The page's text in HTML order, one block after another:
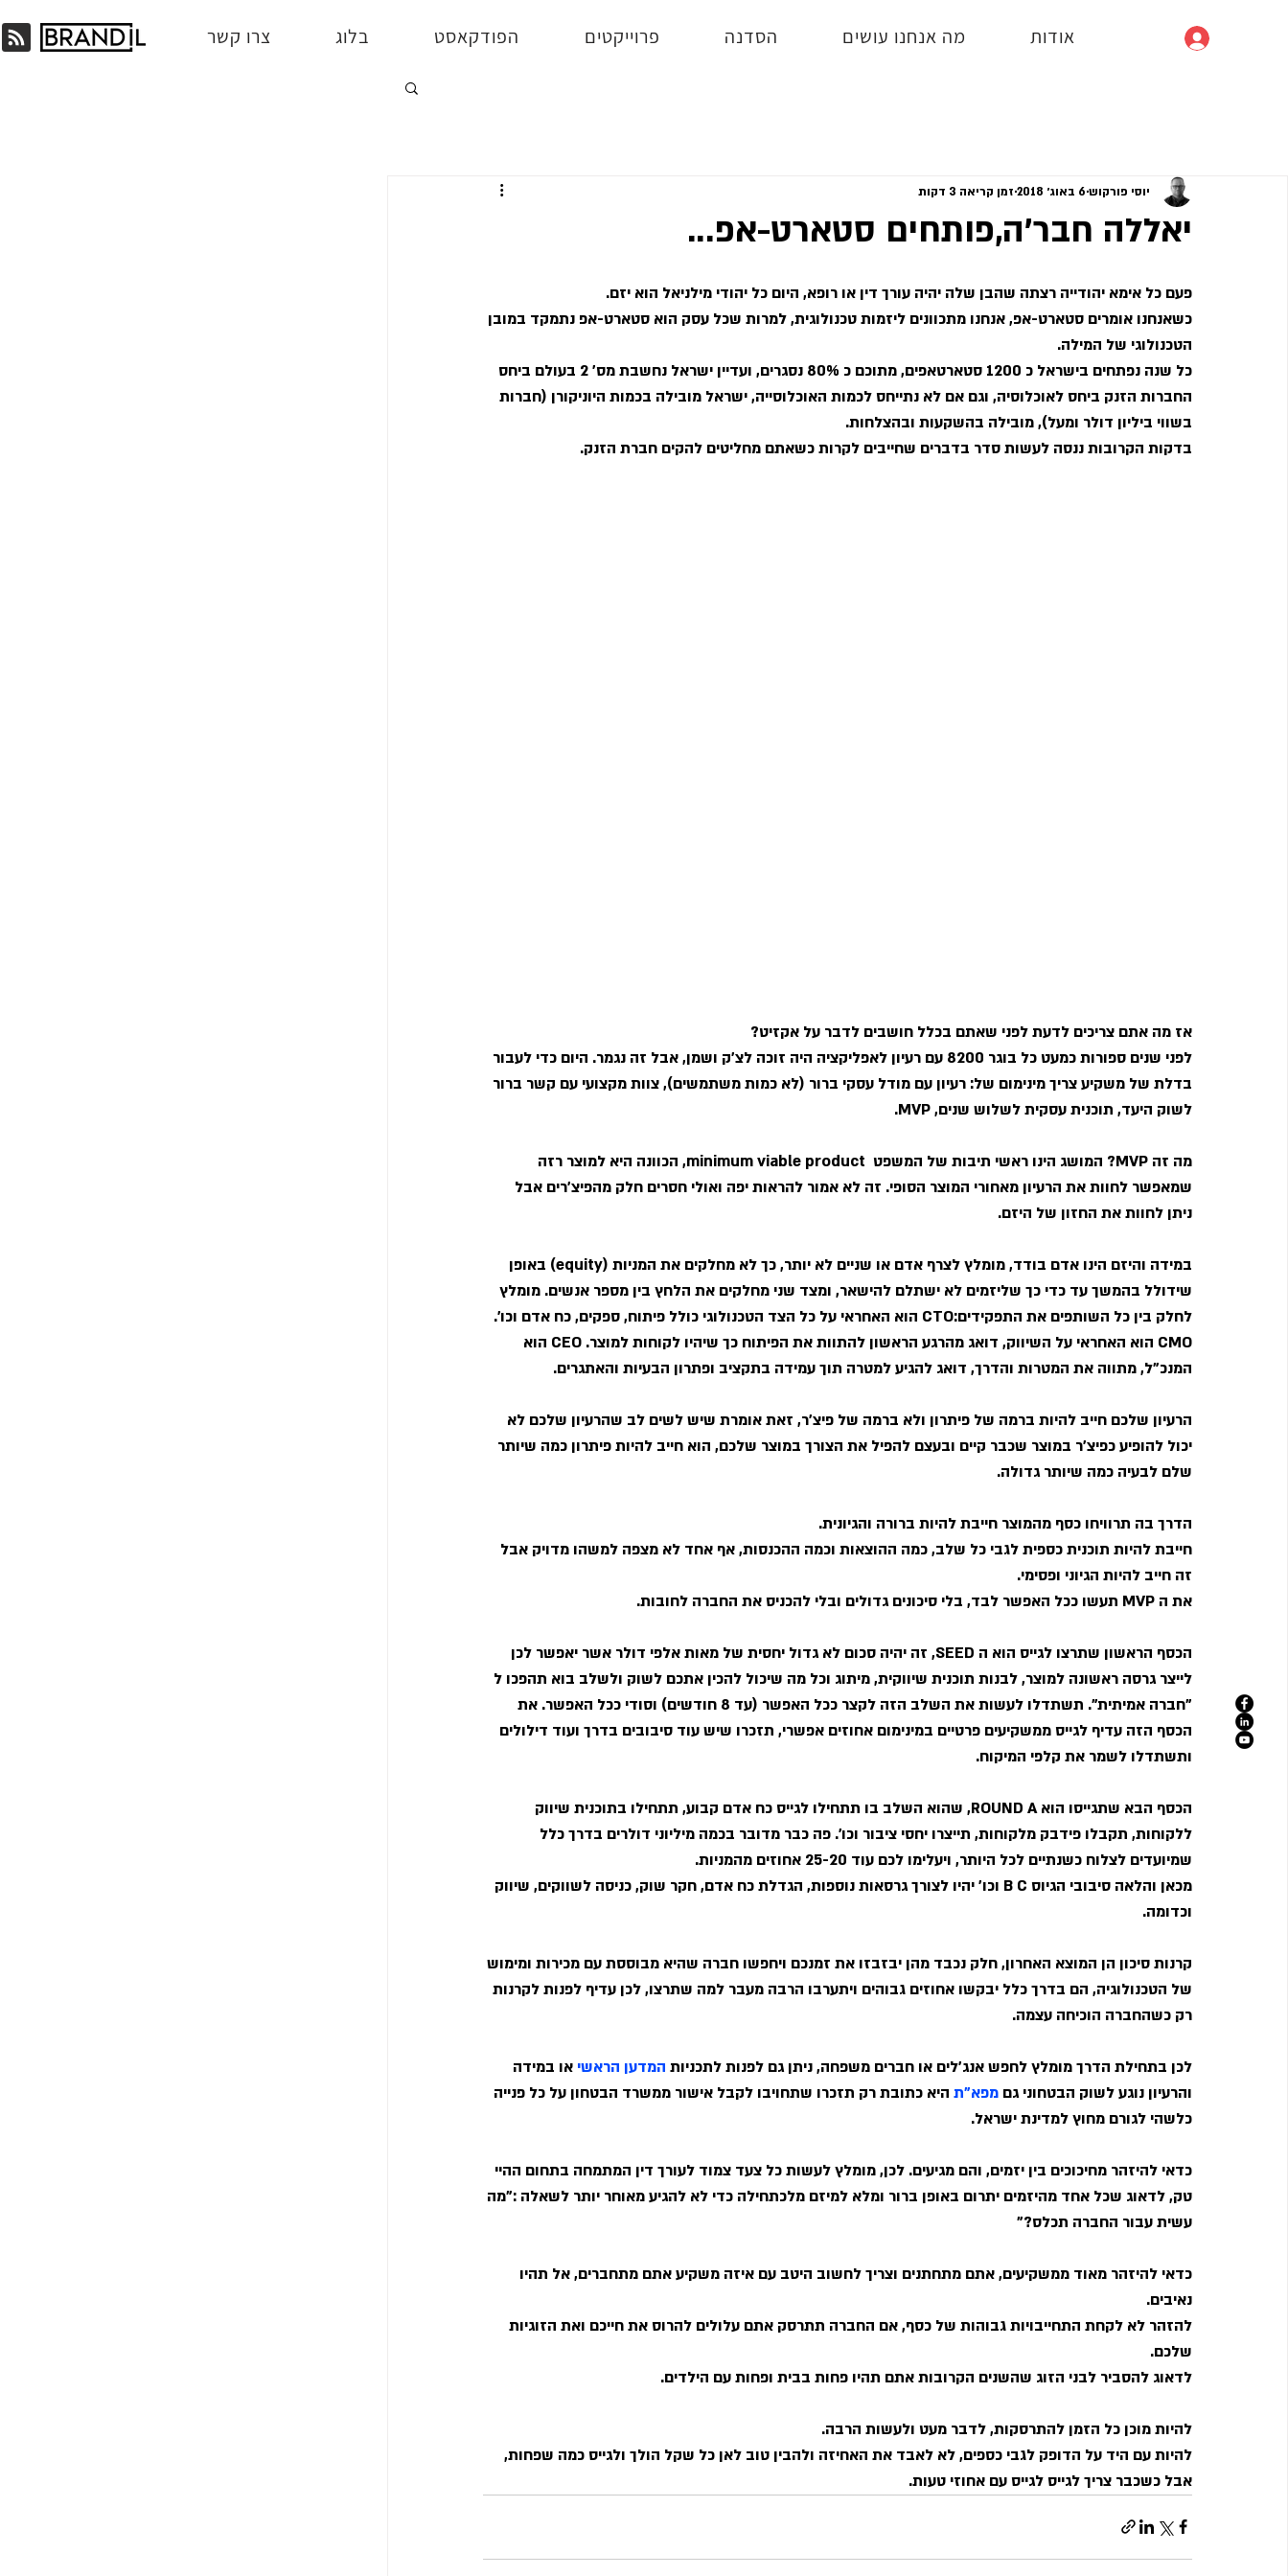
אודות מה אנחנו עושים הסדנה פרוייקטים הפודקאסט בלוג צרו קשר
יאללה חבר'ה,פותחים סטארט-אפ...
יוסי פורקוש 6 באוג׳ 2018 זמן קריאה 3 דקות
פעם כל אימא יהודייה רצתה שהבן שלה יהיה עורך דין או רופא, היום כל יהודי מילניאל הוא יזם.
כשאנחנו אומרים סטארט-אפ, אנחנו מתכוונים ליזמות טכנולוגית, למרות שכל עסק הוא סטארט-אפ נתמקד במובן
הטכנולוגי של המילה.
כל שנה נפתחים בישראל כ 1200 סטארטאפים, מתוכם כ 80% נסגרים, ועדיין ישראל נחשבת מס' 2 בעולם ביחס
החברות הזנק ביחס לאוכלוסיה, וגם אם לא נתייחס לכמות האוכלוסייה, ישראל מובילה בכמות היוניקורן (חברות
בשווי ביליון דולר ומעל), מובילה בהשקעות ובהצלחות.
בדקות הקרובות ננסה לעשות סדר בדברים שחייבים לקרות כשאתם מחליטים להקים חברת הזנק.
אז מה אתם צריכים לדעת לפני שאתם בכלל חושבים לדבר על אקזיט?
לפני שנים ספורות כמעט כל בוגר 8200 עם רעיון לאפליקציה היה זוכה לצ'ק ושמן, אבל זה נגמר. היום כדי לעבור
בדלת של משקיע צריך מינימום של: רעיון עם מודל עסקי ברור (לא כמות משתמשים), צוות מקצועי עם קשר ברור
לשוק היעד, תוכנית עסקית לשלוש שנים, MVP.
מה זה MVP? המושג הינו ראשי תיבות של המשפט  minimum viable product, הכוונה היא למוצר רזה
שמאפשר לחוות את הרעיון מאחורי המוצר הסופי. זה לא אמור להראות יפה ואולי חסרים חלק מהפיצ'רים אבל
ניתן לחוות את החזון של היזם.
במידה והיזם הינו אדם בודד, מומלץ לצרף אדם או שניים לא יותר, כך לא מחלקים את המניות (equity) באופן
שידולל בהמשך עד כדי כך שליזמים לא ישתלם להישאר, ומצד שני מחלקים את הלחץ בין מספר אנשים. מומלץ
לחלק בין כל השותפים את התפקידים:CTO הוא האחראי על כל הצד הטכנולוגי כולל פיתוח, ספקים, כח אדם וכו'.
CMO הוא האחראי על השיווק, דואג מהרגע הראשון להתוות את הפיתוח כך שיהיו לקוחות למוצר. CEO הוא
המנכ"ל, מתווה את המטרות והדרך, דואג להגיע למטרה תוך עמידה בתקציב ופתרון הבעיות והאתגרים.
הרעיון שלכם חייב להיות ברמה של פיתרון ולא ברמה של פיצ'ר, זאת אומרת שיש לשים לב שהרעיון שלכם לא
יכול להופיע כפיצ'ר במוצר שכבר קיים ובעצם להפיל את הצורך במוצר שלכם, הוא חייב להיות פיתרון כמה שיותר
שלם לבעיה כמה שיותר גדולה.
הדרך בה תרוויחו כסף מהמוצר חייבת להיות ברורה והגיונית.
חייבת להיות תוכנית כספית לגבי כל שלב, כמה ההוצאות וכמה ההכנסות, אף אחד לא מצפה למשהו מדויק אבל
זה חייב להיות הגיוני ופסימי.
את ה MVP תעשו ככל האפשר לבד, בלי סיכונים גדולים ובלי להכניס את החברה לחובות.
הכסף הראשון שתרצו לגייס הוא ה SEED, זה יהיה סכום לא גדול יחסית של מאות אלפי דולר אשר יאפשר לכן
לייצר גרסה ראשונה למוצר, לבנות תוכנית שיווקית, מיתוג וכל מה שיכול להכין אתכם לשוק ולשלב בוא תהפכו ל
"חברה אמיתית". תשתדלו לעשות את השלב הזה לקצר ככל האפשר (עד 8 חודשים) וסודי ככל האפשר. את
הכסף הזה עדיף לגייס ממשקיעים פרטיים במינימום אחוזים אפשרי, תזכרו שיש עוד סיבובים בדרך ועוד דילולים
ותשתדלו לשמר את קלפי המיקוח.
הכסף הבא שתגייסו הוא ROUND A, שהוא השלב בו תתחילו לגייס כח אדם קבוע, תתחילו בתוכנית שיווק
ללקוחות, תקבלו פידבק מלקוחות, תייצרו יחסי ציבור וכו'. פה כבר מדובר בכמה מיליוני דולרים בדרך כלל
שמיועדים לצלוח כשנתיים לכל היותר, ויעלימו לכם עוד 25-20 אחוזים מהמניות.
מכאן והלאה סיבובי הגיוס B C וכו' יהיו לצורך גרסאות נוספות, הגדלת כח אדם, חקר שוק, כניסה לשווקים, שיווק
וכדומה.
קרנות סיכון הן המוצא האחרון, חלק נכבד מהן יבזבזו את זמנכם ויחפשו חברה שהיא מבוססת עם מכירות ומימוש
של הטכנולוגיה, הם בדרך כלל יבקשו אחוזים גבוהים ויתערבו הרבה מעבר למה שתרצו, לכן עדיף לפנות לקרנות
רק כשהחברה הוכיחה עצמה.
לכן בתחילת הדרך מומלץ לחפש אנג'לים או חברים משפחה, ניתן גם לפנות לתכניות המדען הראשי או במידה
והרעיון נוגע לשוק הבטחוני גם מפא"ת היא כתובת רק תזכרו שתחויבו לקבל אישור ממשרד הבטחון על כל פנייה
כלשהי לגורם מחוץ למדינת ישראל.
כדאי להיזהר מחיכוכים בין יזמים, והם מגיעים. לכן, מומלץ לעשות כל צעד צמוד לעורך דין המתמחה בתחום ההיי
טק, לדאוג שכל אחד מהיזמים יתרום באופן ברור ומלא למיזם מלכתחילה כדי לא להגיע מאוחר יותר לשאלה :"מה
עשית עבור החברה תכלס?"
כדאי להיזהר מאוד ממשקיעים, אתם מתחתנים וצריך לחשוב היטב עם איזה משקיע אתם מתחברים, אל תהיו
נאיבים.
להזהר לא לקחת התחייבויות גבוהות של כסף, אם החברה תתרסק אתם עלולים להרוס את חייכם ואת הזוגיות
שלכם.
לדאוג להסביר לבני הזוג שהשנים הקרובות אתם תהיו פחות בבית ופחות עם הילדים.
להיות מוכן כל הזמן להתרסקות, לדבר מעט ולעשות הרבה.
להיות עם היד על הדופק לגבי כספים, לא לאבד את האחיזה ולהבין טוב לאן כל שקל הולך ולגייס כמה שפחות,
אבל כשכבר צריך לגייס לגייס עם אחוזי טעות.